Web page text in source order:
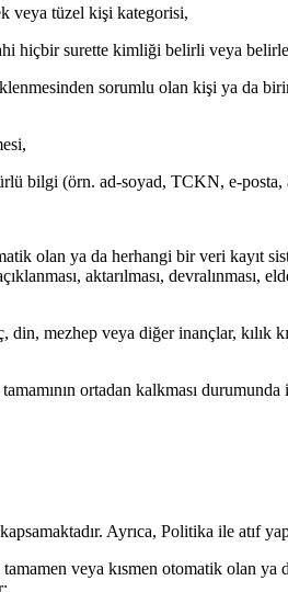
veya tüzel kişi kategorisi,
hiçbir surette kimliği belirli veya
sorumlu olan kişi ya da
(örn. ad-soyad, TCKN, e-posta,
olan ya da herhangi bir veri kayıt
aktarılması, devralınması,
mezhep veya diğer inançlar, kılık
ortadan kalkması
Ayrıca, Politika ile atıf
veya kısmen otomatik olan